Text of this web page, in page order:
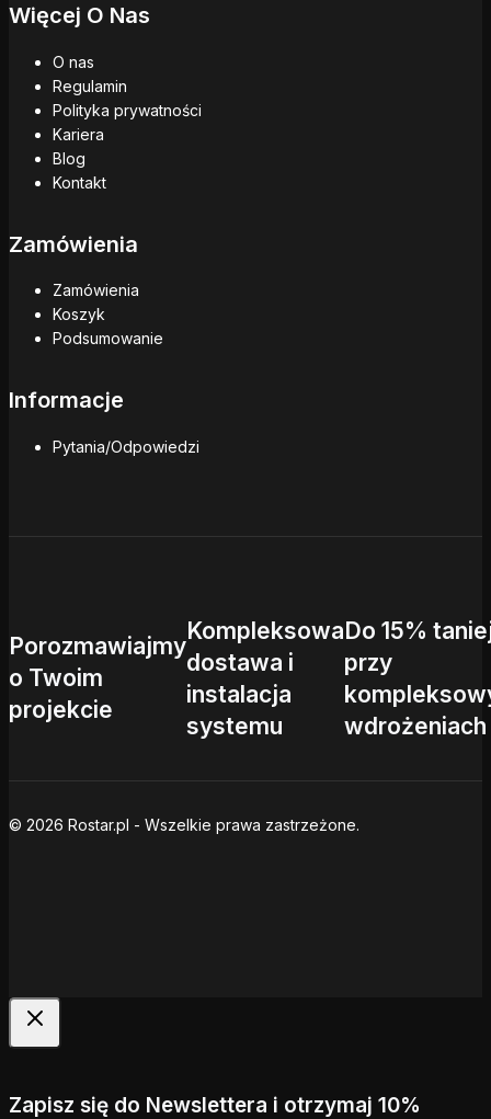
Więcej O Nas
O nas
Regulamin
Polityka prywatności
Kariera
Blog
Kontakt
Zamówienia
Zamówienia
Koszyk
Podsumowanie
Informacje
Pytania/Odpowiedzi
Porozmawiajmy
o Twoim
projekcie
Kompleksowa
dostawa i
instalacja
systemu
Do 15%
przy
wdrożeniach
© 2026 Rostar.pl - Wszelkie prawa zastrzeżone.
Zapisz się do Newslettera i otrzymaj 10%